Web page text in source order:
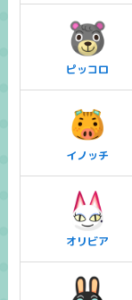
ピッコロ
イノッチ
オリビア